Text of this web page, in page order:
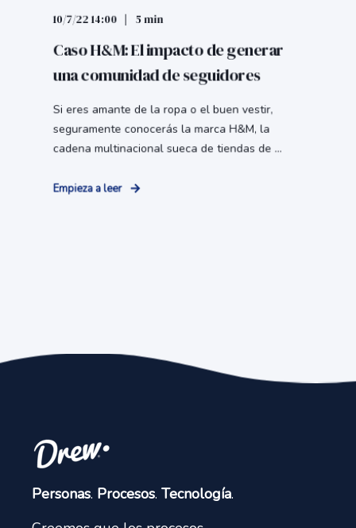
10/7/22 14:00 5 min
Caso H&M: El impacto de generar
una comunidad de seguidores
Si eres amante de la ropa o el buen vestir,
seguramente conocerás la marca H&M, la
cadena multinacional sueca de tiendas de ...
Empieza a leer
Personas. Procesos. Tecnología.